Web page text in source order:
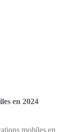
en 2024
mobiles en